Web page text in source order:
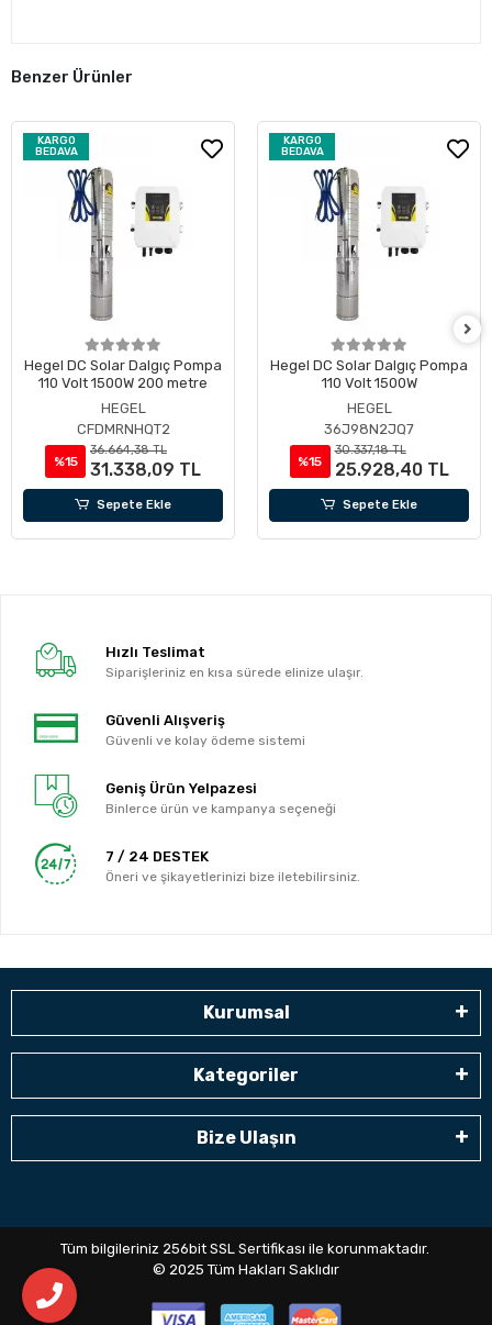
Benzer Ürünler
KARGO
BEDAVA
Hegel DC Solar Dalgıç Pompa
110 Volt 1500W 200 metre
HEGEL
CFDMRNHQT2
%15
36.664,38 TL
31.338,09 TL
Sepete Ekle
KARGO
BEDAVA
Hegel DC Solar Dalgıç Pompa
110 Volt 1500W
HEGEL
36J98N2JQ7
%15
30.337,18 TL
25.928,40 TL
Sepete Ekle
Hızlı Teslimat
Siparişleriniz en kısa sürede elinize ulaşır.
Güvenli Alışveriş
Güvenli ve kolay ödeme sistemi
Geniş Ürün Yelpazesi
Binlerce ürün ve kampanya seçeneği
7 / 24 DESTEK
Öneri ve şikayetlerinizi bize iletebilirsiniz.
Kurumsal
Kategoriler
Bize Ulaşın
Tüm bilgileriniz 256bit SSL Sertifikası ile korunmaktadır.
© 2025 Tüm Hakları Saklıdır